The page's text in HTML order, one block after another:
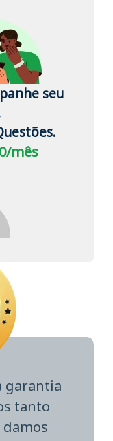
seu
mês
garantia
tanto